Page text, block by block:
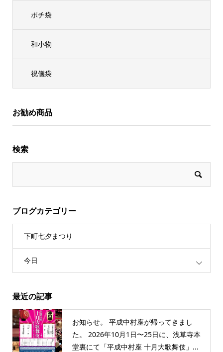
ポチ袋
和小物
祝儀袋
お勧め商品
検索
ブログカテゴリー
下町七夕まつり
今日
最近の記事
お知らせ。 平成中村座が帰ってきまし
た。 2026年10月1日〜25日に、浅草寺本
堂裏にて「平成中村座 十月大歌舞伎」...